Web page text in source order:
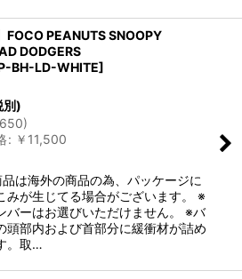
FOCO PEANUTS SNOOPY
DODGERS
BH-LD-WHITE]
別)
)
: ￥ 11,500
は海外の商品の為、パッケージに
みが生じてる場合がございます。 ※
バーはお選びいただけません。 ※バ
頭部内および首部分に緩衝材が詰め
。取…